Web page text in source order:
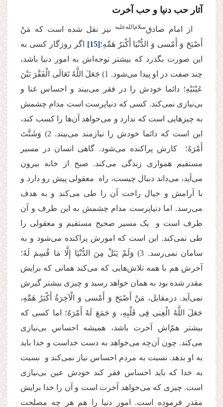
آثار حب دنیا و حب آخرت
از امام صادق‌سلام‌الله‌علیه
نیز نقل شده است که مَنْ‏
أَصْبَحَ‏ وَ أَمْسى‏ وَ الدُّنْیَا أَكْبَرُ هَمِّهِ؛[15] اگر روزگار کسی به
این صورت بگذرد که بیشتر توجه‌اش به امور دنیا باشد،
چند صفت در او پیدا می‌شود. 1) جَعَلَ اللَّهُ تَعَالَى الْفَقْرَ بَیْنَ
عَیْنَیْهِ؛ دائما خودش را در فقر می‌بیند و احساس غنا و
بی‌نیازی نمی‌کند. کسی که دنیاپرست است مدام چشمش
به چیزهایی است که ندارد و می‌خواهد آن‌ها را کسب کند،
این است که دائما خودش را نیازمند می‌بیند. 2) وَشَتَّتَ
أَمْرَهُ؛ کارش پراکنده می‌شود. گاهی انسان در مسیر
مستقیم همواری زندگی می‌کند. صبح از خانه بیرون
می‌آید، می‌داند دنبال چیست، راه معقولی پیش رو دارد و
با آرامش و خیال راحت آن را طی می‌کند و به هدف
می‌رسد. اما دنیاپرست مدام چشمش به این طرف و آن
طرف است و یک مسیر صحیح مستقیم و معقولی را
طی نمی‌کند. این است که امورش پراکنده می‌شود و به
سامان نمی‌رسد. 3) وَلَمْ یَنَلْ مِنَ الدُّنْیَا إِلَّا مَا قُسِمَ لَهُ؛
آخرش هم با همه تلاش‌هایی که می‌کند همانی که برایش
مقدر شده بود به همان خواهد رسید و چیزی بیشتر گیرش
نمی‌آید. درمقابل، مَنْ‏ أَصْبَحَ‏ وَ أَمْسى‏ وَ الْآخِرَةُ أَكْبَرُ هَمِّهِ،
جَعَلَ اللَّهُ الْغِنى‏ فِی قَلْبِهِ، وَ جَمَعَ لَهُ أَمْرَهُ؛ اما کسی که
بیشتر هم‌ّاش آخرت باشد، همیشه احساس بی‌نیازی
می‌کند. چون آن‌چه می‌خواهد به دست خداست و خدا باید
به او بدهد. نسبت به مردم احساس نیاز نمی‌کند و نسبت
به خدا که باید احساس فقر کند خودش عین بی‌نیازی
است. چیزی که می‌خواهد آخرت است و آن را خدا برایش
مقدر فرموده است. امور دنیا را هم هر چه مصلحت